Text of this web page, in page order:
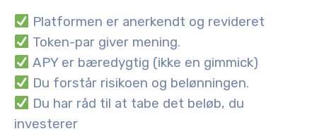
Platformen er anerkendt og revideret
Token-par giver mening.
APY er bæredygtig (ikke en gimmick)
Du forstår risikoen og belønningen.
Du har råd til at tabe det beløb, du
investerer